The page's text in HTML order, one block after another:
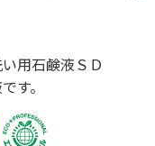
い用石鹸液ＳＤ
す。